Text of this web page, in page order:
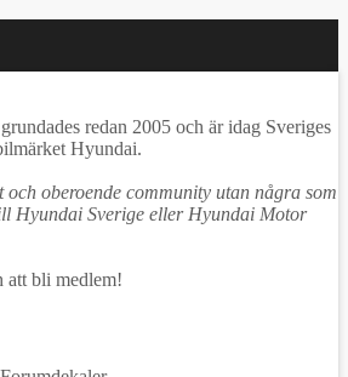
redan 2005 och är idag Sveriges
Hyundai.
oberoende community utan några som
Hyundai Sverige eller Hyundai Motor
att bli medlem!